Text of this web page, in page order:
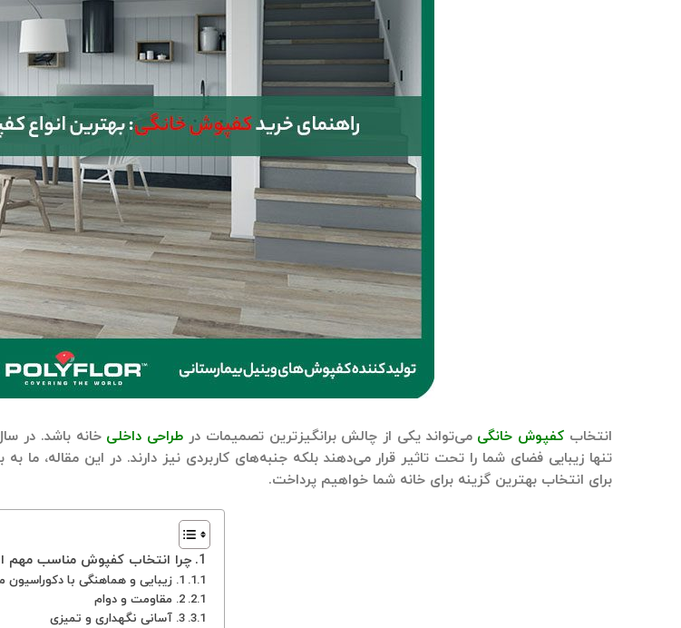
انتخاب کفپوش خانگی می‌تواند یکی از چالش‌ برانگیزترین تصمیمات در طراحی داخلی
تنها زیبایی فضای شما را تحت تاثیر قرار می‌دهند بلکه جنبه‌های کاربردی نیز دارند. در این مقاله، ما به
برای انتخاب بهترین گزینه برای خانه شما خواهیم پرداخت.
چرا انتخاب کفپوش مناسب مهم
1. زیبایی و هماهنگی با دکوراسیون منزل
2. مقاومت و دوام
3. آسانی نگهداری و تمیزی